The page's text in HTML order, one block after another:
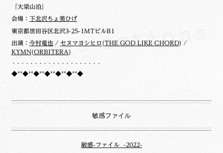
『大梁山泊』
会場： 下北沢ちょ美ひげ
東京都世田谷区北沢3-25-1MTビルB1
出演： 今村竜也 / セヌマヨシヒロ (THE GOD LIKE CHORD) /
KYMN(ORBITERA)
・・・・・・・・・・・・・・・・・・・・
◆**◆**◆**◆**◆**◆**◆
敏感ファイル
敏感-ファイル -2022-